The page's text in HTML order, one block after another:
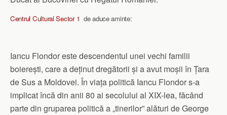
Centrul Cultural Sector 1 de aduce aminte:
Iancu Flondor este descendentul unei vechi familii
boierești, care a deținut dregătorii și a avut moșii în Țara
de Sus a Moldovei. În viața politică Iancu Flondor s-a
implicat încă din anii 80 ai secolului al XIX-lea, făcând
parte din gruparea politică a „tinerilor” alături de George